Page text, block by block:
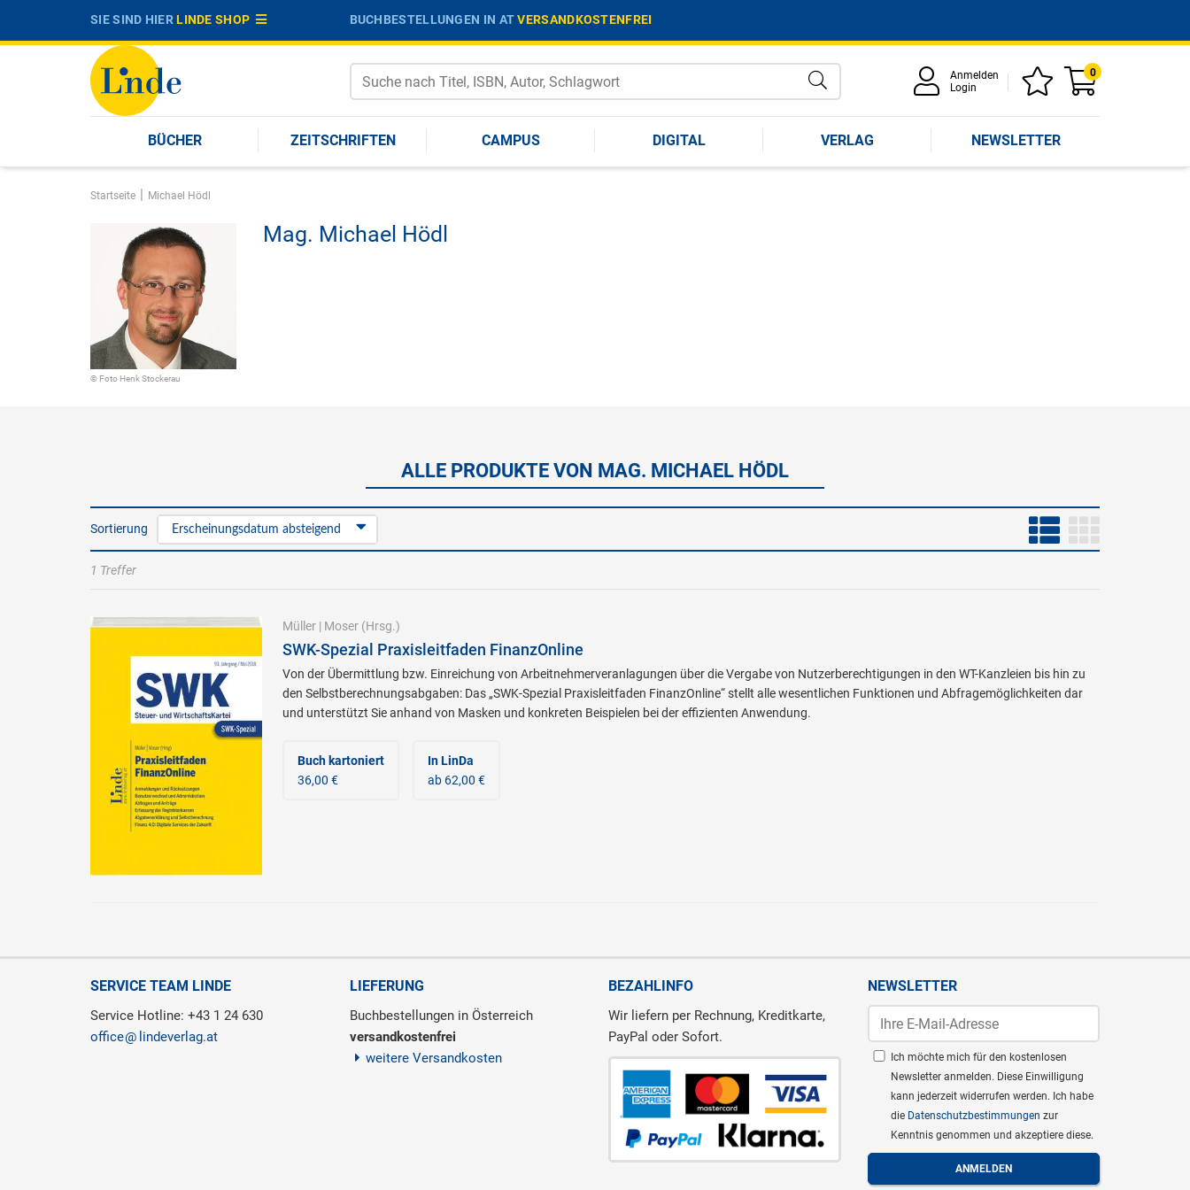
SIE SIND HIERLINDE SHOP BUCHBESTELLUNGEN IN ATVERSANDKOSTENFREI
Anmelden
Login
0
BÜCHER ZEITSCHRIFTEN CAMPUS DIGITAL VERLAG NEWSLETTER
Startseite | Michael Hödl
© Foto Henk Stockerau
Mag. Michael Hödl
ALLE PRODUKTE VON MAG. MICHAEL HÖDL
Sortierung Erscheinungsdatum absteigend
1 Treffer
Müller| Moser(Hrsg.)
SWK-Spezial Praxisleitfaden FinanzOnline
Von der Übermittlung bzw. Einreichung von Arbeitnehmerveranlagungen über die Vergabe von Nutzerberechtigungen in den WT-Kanzleien bis hin zu
den Selbstberechnungsabgaben: Das „SWK-Spezial Praxisleitfaden FinanzOnline“ stellt alle wesentlichen Funktionen und Abfragemöglichkeiten dar
und unterstützt Sie anhand von Masken und konkreten Beispielen bei der effizienten Anwendung.
Buch kartoniert
36,00 €
In LinDa
ab 62,00 €
SERVICE TEAM LINDE
Service Hotline: +43 1 24 630
office
lindeverlag.at
LIEFERUNG
Buchbestellungen in Österreich
versandkostenfrei
weitere Versandkosten
BEZAHLINFO
Wir liefern per Rechnung, Kreditkarte,
PayPal oder Sofort.
NEWSLETTER
Ich möchte mich für den kostenlosen
Newsletter anmelden. Diese Einwilligung
kann jederzeit widerrufen werden. Ich habe
die Datenschutzbestimmungen zur
Kenntnis genommen und akzeptiere diese.